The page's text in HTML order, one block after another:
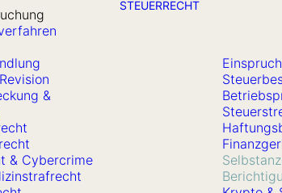
&
& Cybercrime
STEUERRECHT